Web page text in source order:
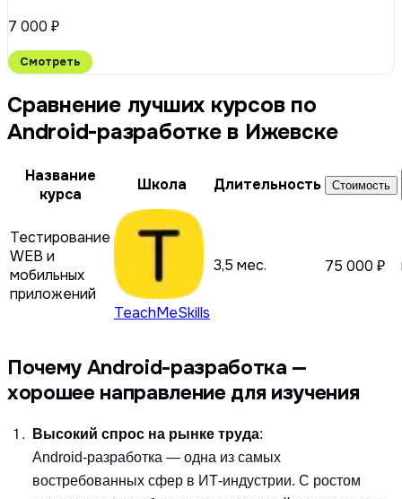
7 000 ₽
Смотреть
Сравнение лучших курсов по
Android-разработке в Ижевске
Название
курса
Школа Длительность Стоимость
Тестирование
WEB и
мобильных
приложений
TeachMeSkills
3,5 мес. 75 000 ₽
Почему Android-разработка —
хорошее направление для изучения
Высокий спрос на рынке труда:
Android-разработка — одна из самых
востребованных сфер в ИТ-индустрии. С ростом